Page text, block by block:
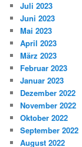
Juli 2023
Juni 2023
Mai 2023
April 2023
März 2023
Februar 2023
Januar 2023
Dezember 2022
November 2022
Oktober 2022
September 2022
August 2022